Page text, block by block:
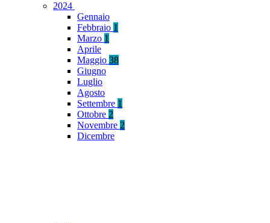
2024
Gennaio
Febbraio 1
Marzo 1
Aprile
Maggio 38
Giugno
Luglio
Agosto
Settembre 1
Ottobre 2
Novembre 2
Dicembre